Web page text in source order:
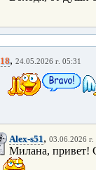
, 24.05.2026 г. 05:31
Alex-s51, 03.06.2026 г.
Милана, привет!